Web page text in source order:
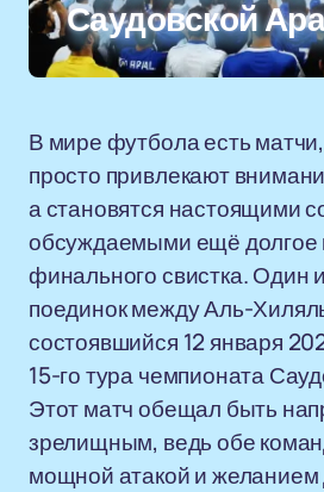
Саудовской
В мире футбола есть
просто привлекают
а становятся настоящими
обсуждаемыми ещё долгое
финального свистка. Один
поединок между Аль-
состоявшийся 12 января
15-го тура чемпионата
Этот матч обещал быть
зрелищным, ведь обе
мощной атакой и